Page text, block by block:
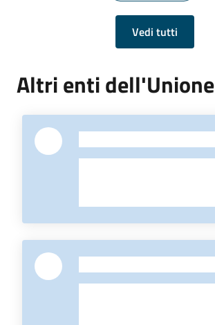
Vedi tutti
Altri enti dell'Unione